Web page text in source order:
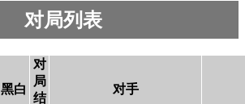
对局列表
黑白
对
局
结
对手